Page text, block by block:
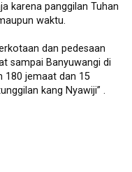
karena panggilan Tuhan
waktu.
dan pedesaan
sampai Banyuwangi di
180 jemaat dan 15
kang Nyawiji” .